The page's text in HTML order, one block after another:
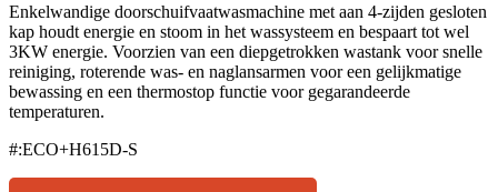
Enkelwandige doorschuifvaatwasmachine met aan 4-zijden gesloten
kap houdt energie en stoom in het wassysteem en bespaart tot wel
3KW energie. Voorzien van een diepgetrokken wastank voor snelle
reiniging, roterende was- en naglansarmen voor een gelijkmatige
bewassing en een thermostop functie voor gegarandeerde
temperaturen.
#:ECO+H615D-S